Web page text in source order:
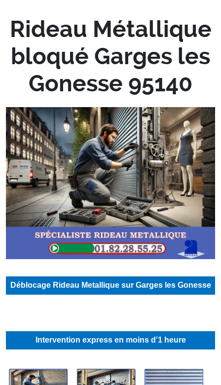
Rideau Métallique
bloqué Garges les
Gonesse 95140
Déblocage Rideau Metallique sur Garges les Gonesse
Intervention express en moins d'1 heure